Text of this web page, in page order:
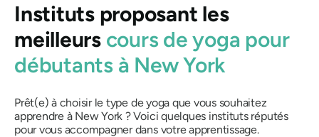
Instituts proposant les
meilleurs cours de yoga pour
débutants à New York
Prêt(e) à choisir le type de yoga que vous souhaitez
apprendre à New York ? Voici quelques instituts réputés
pour vous accompagner dans votre apprentissage.